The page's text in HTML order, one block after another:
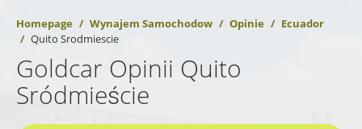
Homepage Wynajem Samochodow Opinie
Ecuador
Quito Srodmiescie
Goldcar Opinii Quito
Sródmieście